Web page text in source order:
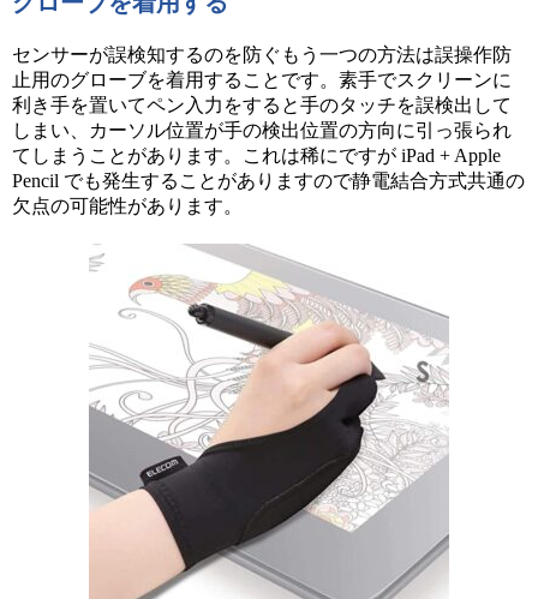
センサーが誤検知するのを防ぐもう一つの方法は誤操作防
止用のグローブを着用することです。素手でスクリーンに
利き手を置いてペン入力をすると手のタッチを誤検出して
しまい、カーソル位置が手の検出位置の方向に引っ張られ
てしまうことがあります。これは稀にですが iPad + Apple
Pencil でも発生することがありますので静電結合方式共通の
欠点の可能性があります。